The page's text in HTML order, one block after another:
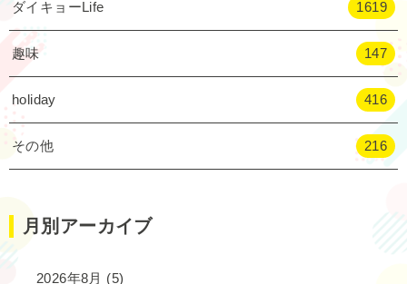
ダイキョーLife 1619
趣味 147
holiday 416
その他 216
月別アーカイブ
2026年8月 (5)